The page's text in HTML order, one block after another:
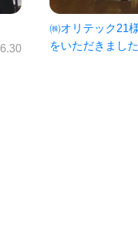
金
仙北中学校未来
ス☆